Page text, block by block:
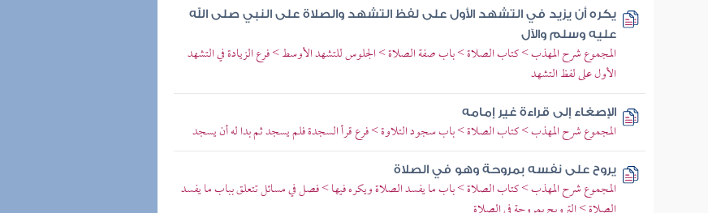
يكره أن يزيد في التشهد الأول على لفظ التشهد والصلاة على النبي صلى الله
عليه وسلم والآل
المجموع شرح المهذب > كتاب الصلاة > باب صفة الصلاة > الجلوس للتشهد الأوسط > فرع الزيادة في التشهد
الأول على لفظ التشهد
الإصغاء إلى قراءة غير إمامه
المجموع شرح المهذب > كتاب الصلاة > باب سجود التلاوة > فرع قرأ السجدة فلم يسجد ثم بدا له أن يسجد
يروح على نفسه بمروحة وهو في الصلاة
المجموع شرح المهذب > كتاب الصلاة > باب ما يفسد الصلاة ويكره فيها > فصل في مسائل تتعلق بباب ما يفسد